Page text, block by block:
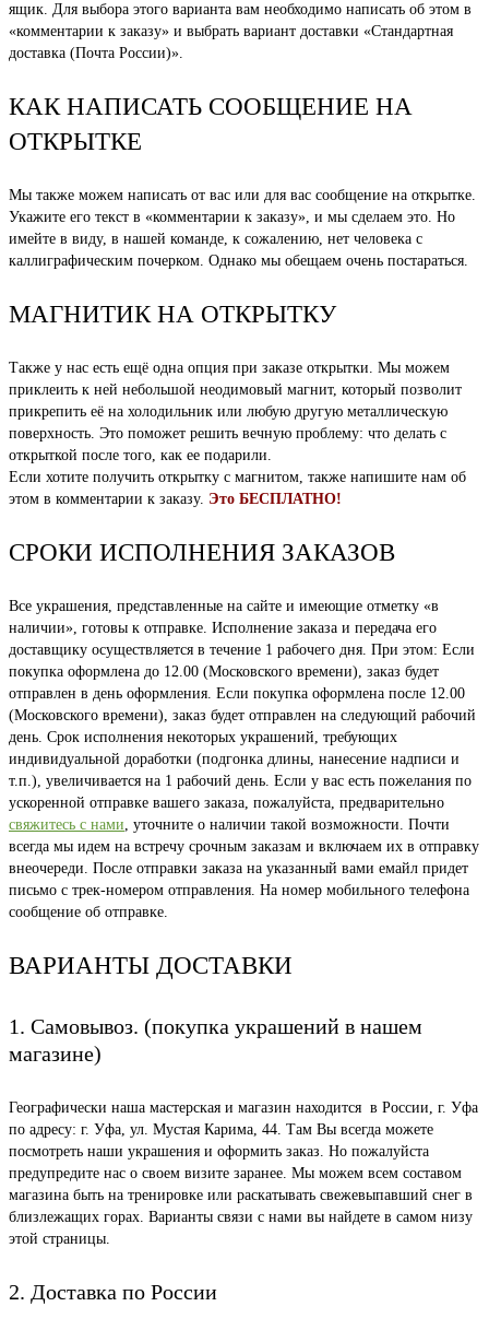
ящик. Для выбора этого варианта вам необходимо написать об этом в
«комментарии к заказу» и выбрать вариант доставки «Стандартная
доставка (Почта России)».
КАК НАПИСАТЬ СООБЩЕНИЕ НА
ОТКРЫТКЕ
Мы также можем написать от вас или для вас сообщение на открытке.
Укажите его текст в «комментарии к заказу», и мы сделаем это. Но
имейте в виду, в нашей команде, к сожалению, нет человека с
каллиграфическим почерком. Однако мы обещаем очень постараться.
МАГНИТИК НА ОТКРЫТКУ
Также у нас есть ещё одна опция при заказе открытки. Мы можем
приклеить к ней небольшой неодимовый магнит, который позволит
прикрепить её на холодильник или любую другую металлическую
поверхность. Это поможет решить вечную проблему: что делать с
открыткой после того, как ее подарили.
Если хотите получить открытку с магнитом, также напишите нам об
этом в комментарии к заказу. Это БЕСПЛАТНО!
СРОКИ ИСПОЛНЕНИЯ ЗАКАЗОВ
Все украшения, представленные на сайте и имеющие отметку «в
наличии», готовы к отправке. Исполнение заказа и передача его
доставщику осуществляется в течение 1 рабочего дня. При этом: Если
покупка оформлена до 12.00 (Московского времени), заказ будет
отправлен в день оформления. Если покупка оформлена после 12.00
(Московского времени), заказ будет отправлен на следующий рабочий
день. Срок исполнения некоторых украшений, требующих
индивидуальной доработки (подгонка длины, нанесение надписи и
т.п.), увеличивается на 1 рабочий день. Если у вас есть пожелания по
ускоренной отправке вашего заказа, пожалуйста, предварительно
свяжитесь с нами, уточните о наличии такой возможности. Почти
всегда мы идем на встречу срочным заказам и включаем их в отправку
внеочереди. После отправки заказа на указанный вами емайл придет
письмо с трек-номером отправления. На номер мобильного телефона
сообщение об отправке.
ВАРИАНТЫ ДОСТАВКИ
1. Самовывоз. (покупка украшений в нашем
магазине)
Географически наша мастерская и магазин находится в России, г. Уфа
по адресу: г. Уфа, ул. Мустая Карима, 44. Там Вы всегда можете
посмотреть наши украшения и оформить заказ. Но пожалуйста
предупредите нас о своем визите заранее. Мы можем всем составом
магазина быть на тренировке или раскатывать свежевыпавший снег в
близлежащих горах. Варианты связи с нами вы найдете в самом низу
этой страницы.
2. Доставка по России